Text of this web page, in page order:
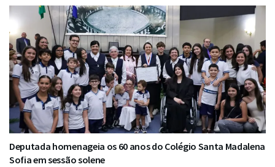
Deputada homenageia os 60 anos do Colégio Santa Madalena
Sofia em sessão solene